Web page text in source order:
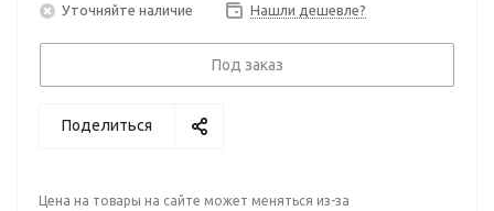
Уточняйте наличие Нашли дешевле?
Под заказ
Поделиться
Цена на товары на сайте может меняться из-за